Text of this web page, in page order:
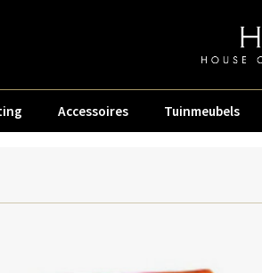
Accessoires Tuinmeubels